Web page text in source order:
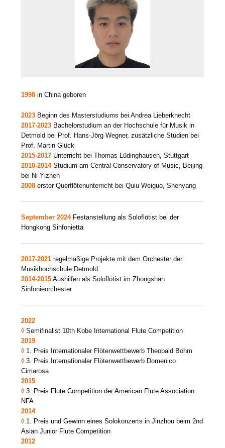
1998in China geboren
2023 Beginn des Masterstudiums bei Andrea Lieberknecht
2017-2023 Bachelorstudium an der Hochschule für Musik in
Detmold bei Prof. Hans-Jörg Wegner, zusätzliche Studien bei
Prof. Martin Glück
2015-2017 Unterricht bei Thomas Lüdinghausen, Stuttgart
2010-2014Studium am Central Conservatory of Music, Beijing
bei Ni Yizhen
2008 erster Querflötenunterricht bei Quiu Weiguo, Shenyang
September 2024 Festanstellung als Soloflötist bei der
Hongkong Sinfonietta
2017-2021 regelmäßige Projekte mit dem Orchester der
Musikhochschule Detmold
2014-2015 Aushilfen als Soloflötist im Zhongshan
Sinfonieorchester
2022
◊Semifinalist 10th Kobe International Flute Competition
2019
◊1. Preis Internationaler Flötenwettbewerb Theobald Böhm
◊3. Preis Internationaler Flötenwettbewerb Domenico
Cimarosa
2015
◊3. Preis Flute Competition der American Flute Association
NFA
2014
◊1. Preis und Gewinn eines Solokonzerts in Jinzhou beim 2nd
Asian Junior Flute Competition
2012